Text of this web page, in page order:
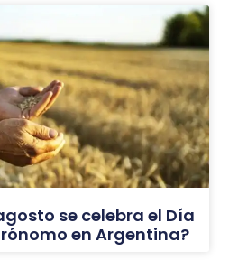
se celebra el Día
en Argentina?